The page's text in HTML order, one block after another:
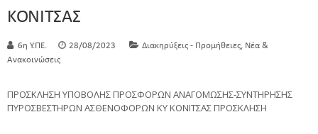
ΚΟΝΙΤΣΑΣ
6η Υ.ΠΕ. 28/08/2023 Διακηρύξεις - Προμήθειες Νέα &
Ανακοινώσεις
ΠΡΟΣΚΛΗΣΗ ΥΠΟΒΟΛΗΣ ΠΡΟΣΦΟΡΩΝ ΑΝΑΓΟΜΩΣΗΣ-ΣΥΝΤΗΡΗΣΗΣ
ΠΥΡΟΣΒΕΣΤΗΡΩΝ ΑΣΘΕΝΟΦΟΡΩΝ ΚΥ ΚΟΝΙΤΣΑΣ ΠΡΟΣΚΛΗΣΗ